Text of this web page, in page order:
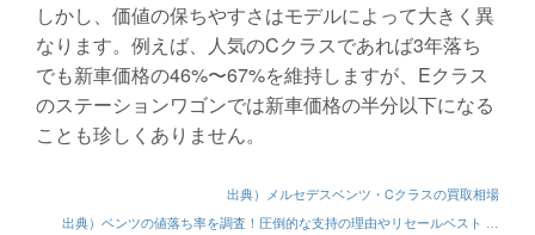
しかし、価値の保ちやすさはモデルによって大きく異
なります。例えば、人気のCクラスであれば3年落ち
でも新車価格の46%〜67%を維持しますが、Eクラス
のステーションワゴンでは新車価格の半分以下になる
ことも珍しくありません。
出典）メルセデスベンツ・Cクラスの買取相場
出典）ベンツの値落ち率を調査！圧倒的な支持の理由やリセールベスト …